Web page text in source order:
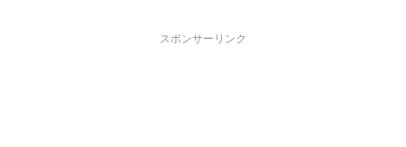
スポンサーリンク